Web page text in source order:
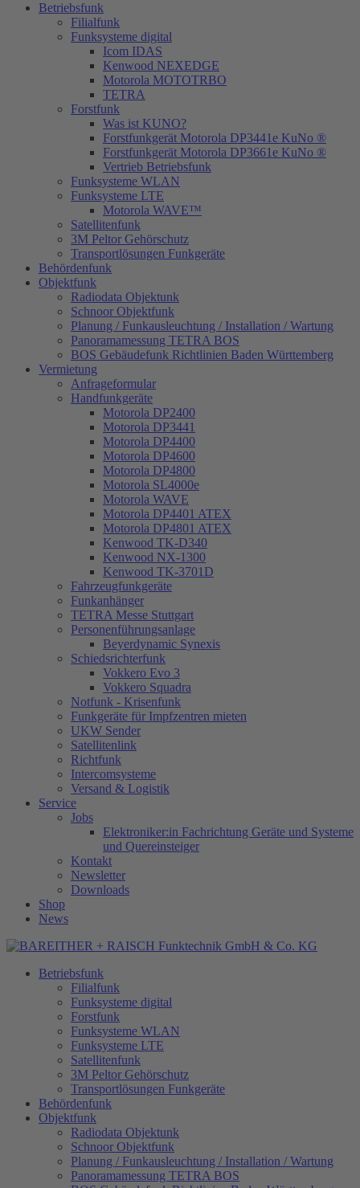
Betriebsfunk
Filialfunk
Funksysteme digital
Icom IDAS
Kenwood NEXEDGE
Motorola MOTOTRBO
TETRA
Forstfunk
Was ist KUNO?
Forstfunkgerät Motorola DP3441e KuNo ®
Forstfunkgerät Motorola DP3661e KuNo ®
Vertrieb Betriebsfunk
Funksysteme WLAN
Funksysteme LTE
Motorola WAVE™
Satellitenfunk
3M Peltor Gehörschutz
Transportlösungen Funkgeräte
Behördenfunk
Objektfunk
Radiodata Objektunk
Schnoor Objektfunk
Planung / Funkausleuchtung / Installation / Wartung
Panoramamessung TETRA BOS
BOS Gebäudefunk Richtlinien Baden Württemberg
Vermietung
Anfrageformular
Handfunkgeräte
Motorola DP2400
Motorola DP3441
Motorola DP4400
Motorola DP4600
Motorola DP4800
Motorola SL4000e
Motorola WAVE
Motorola DP4401 ATEX
Motorola DP4801 ATEX
Kenwood TK-D340
Kenwood NX-1300
Kenwood TK-3701D
Fahrzeugfunkgeräte
Funkanhänger
TETRA Messe Stuttgart
Personenführungsanlage
Beyerdynamic Synexis
Schiedsrichterfunk
Vokkero Evo 3
Vokkero Squadra
Notfunk - Krisenfunk
Funkgeräte für Impfzentren mieten
UKW Sender
Satellitenlink
Richtfunk
Intercomsysteme
Versand & Logistik
Service
Jobs
Elektroniker:in Fachrichtung Geräte und Systeme
und Quereinsteiger
Kontakt
Newsletter
Downloads
Shop
News
Betriebsfunk
Filialfunk
Funksysteme digital
Forstfunk
Funksysteme WLAN
Funksysteme LTE
Satellitenfunk
3M Peltor Gehörschutz
Transportlösungen Funkgeräte
Behördenfunk
Objektfunk
Radiodata Objektunk
Schnoor Objektfunk
Planung / Funkausleuchtung / Installation / Wartung
Panoramamessung TETRA BOS